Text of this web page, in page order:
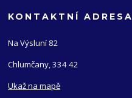
KONTAKTNÍ ADRESA
Na Výsluní 82
Chlumčany, 334 42
Ukaž na mapě